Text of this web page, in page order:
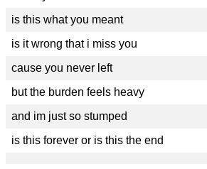
is this what you meant
is it wrong that i miss you
cause you never left
but the burden feels heavy
and im just so stumped
is this forever or is this the end